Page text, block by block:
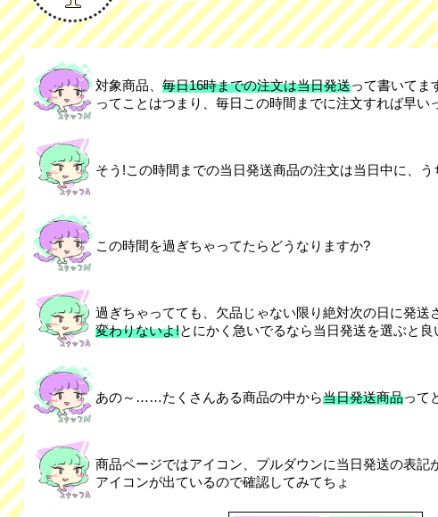
対象商品、 毎日16時までの注文は当日発送って書いてま
ってことはつまり、毎日この時間までに注文すれば早い
そう!この時間までの当日発送商品の注文は当日中に、
この時間を過ぎちゃってたらどうなりますか?
過ぎちゃってても、欠品じゃない限り絶対次の日に発送
変わりないよ!とにかく急いでるなら当日発送を選ぶと良
あの～……たくさんある商品の中から当日発送商品って
商品ページではアイコン、プルダウンに当日発送の表記
アイコンが出ているので確認してみてちょ